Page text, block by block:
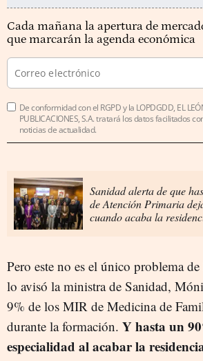
Cada mañana la apertura de
que marcarán la agenda económica
De conformidad con el RGPD y la LOPDGDD, EL
PUBLICACIONES, S.A. tratará los datos facilitados
noticias de actualidad.
Sanidad alerta de que
de Atención Primaria
cuando acaba la
Pero este no es el único problema
lo avisó la ministra de Sanidad,
9% de los MIR de Medicina de
durante la formación. Y hasta un
especialidad al acabar la